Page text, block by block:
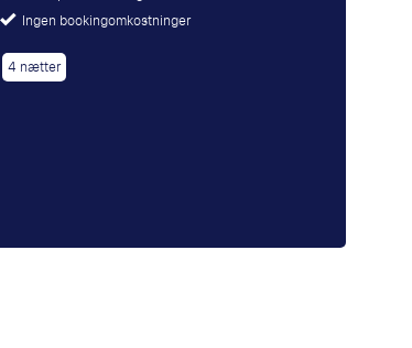
Ingen bookingomkostninger
4 nætter